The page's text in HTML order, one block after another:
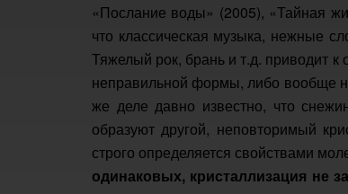
«Послание воды» (2005), «Тайная
что классическая музыка, нежные
Тяжелый рок, брань и т.д. приводит
неправильной формы, либо вообще
же деле давно известно, что
образуют другой, неповторимый
строго определяется свойствами
одинаковых, кристаллизация не